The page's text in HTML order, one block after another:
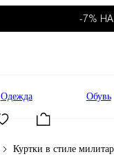
-7%
Одежда Обувь
Куртки в стиле